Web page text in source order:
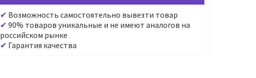
Возможность самостоятельно вывезти товар
90% товаров уникальные и не имеют аналогов на
российском рынке
Гарантия качества